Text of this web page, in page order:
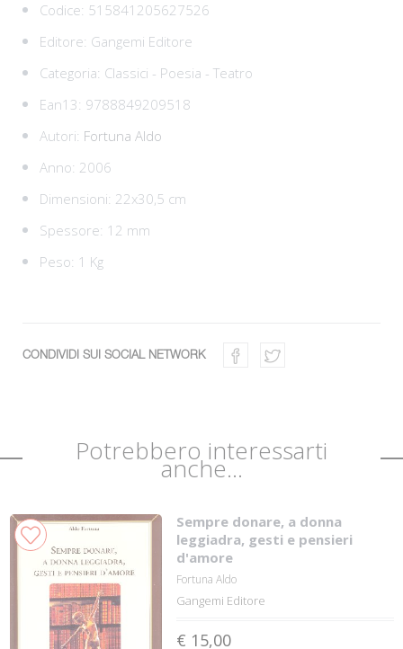
Codice: 515841205627526
Editore: Gangemi Editore
Categoria: Classici - Poesia - Teatro
Ean13: 9788849209518
Autori: Fortuna Aldo
Anno: 2006
Dimensioni: 22x30,5 cm
Spessore: 12 mm
Peso: 1 Kg
CONDIVIDI SUI SOCIAL NETWORK
Potrebbero interessarti
anche...
Sempre donare, a donna
leggiadra, gesti e pensieri
d'amore
Fortuna Aldo
Gangemi Editore
€ 15,00